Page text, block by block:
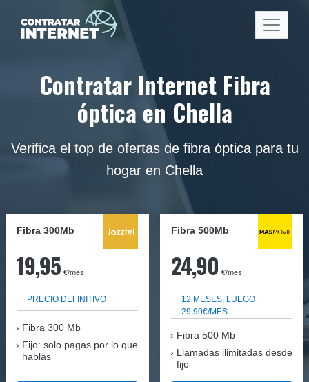
Contratar Internet Fibra
óptica en Chella
Verifica el top de ofertas de fibra óptica para tu
hogar en Chella
Fibra 300Mb
19,95 €/mes
PRECIO DEFINITIVO
Fibra 300 Mb
Fijo: solo pagas por lo que
hablas
Fibra 500Mb
24,90 €/mes
12 MESES, LUEGO
29,90€/MES
Fibra 500 Mb
Llamadas ilimitadas desde
fijo